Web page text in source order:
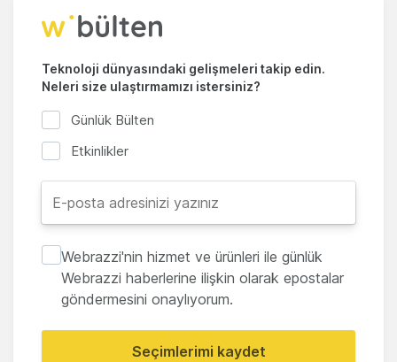
Teknoloji dünyasındaki gelişmeleri takip edin.
Neleri size ulaştırmamızı istersiniz?
Günlük Bülten
Etkinlikler
Webrazzi'nin hizmet ve ürünleri ile günlük
Webrazzi haberlerine ilişkin olarak epostalar
göndermesini onaylıyorum.
Seçimlerimi kaydet